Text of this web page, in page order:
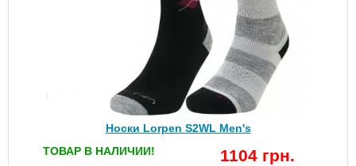
Носки Lorpen S2WL Men's
ТОВАР В НАЛИЧИИ!
1104 грн.